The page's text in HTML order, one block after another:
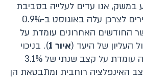
במשק, אנו עדים לעלייה בסביבת
האינפלציה. מדד המחירים לצרכן עלה באוגוסט ב-0.9%
החודשים האחרונים עומדת על
איור 1). בניכוי
אנרגיה ופו"י האינפלציה עומדת על קצב שנתי של 3.1%
האינפלציה רוחבית ומתבטאת הן